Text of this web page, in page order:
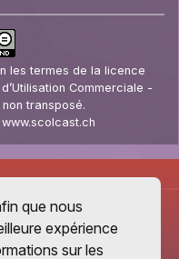
les termes de la licence
Commerciale -
transposé.
www.scolcast.ch
que nous
expérience
sur les